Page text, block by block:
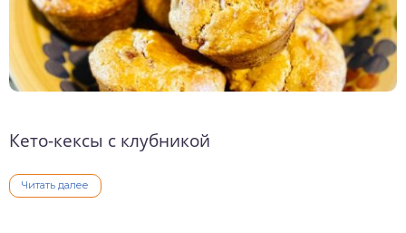
Кето-кексы с клубникой
Читать далее